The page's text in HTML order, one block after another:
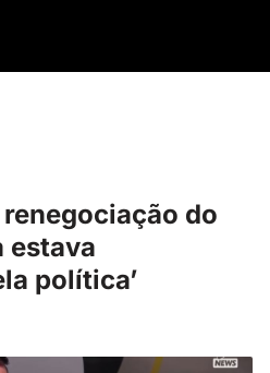
do
estava
política’